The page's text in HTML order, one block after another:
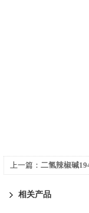
上一篇： 二氢辣椒碱
相关产品